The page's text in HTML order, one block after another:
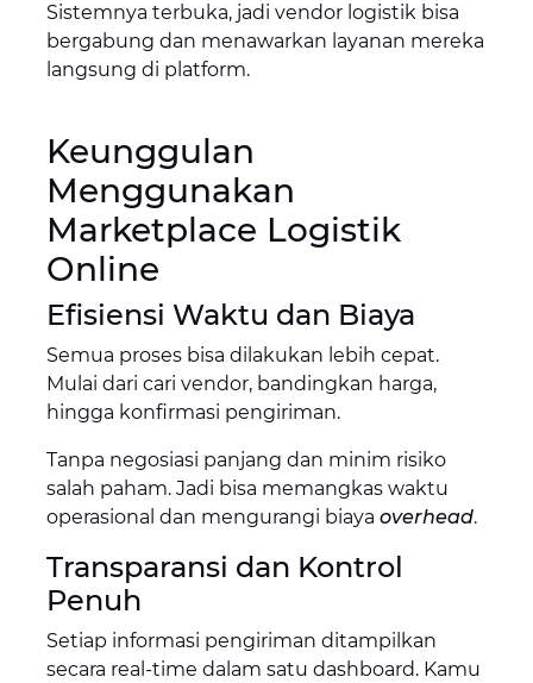
Sistemnya terbuka, jadi vendor logistik bisa
bergabung dan menawarkan layanan mereka
langsung di platform.
Keunggulan
Menggunakan
Marketplace Logistik
Online
Efisiensi Waktu dan Biaya
Semua proses bisa dilakukan lebih cepat.
Mulai dari cari vendor, bandingkan harga,
hingga konfirmasi pengiriman.
Tanpa negosiasi panjang dan minim risiko
salah paham. Jadi bisa memangkas waktu
operasional dan mengurangi biaya overhead.
Transparansi dan Kontrol
Penuh
Setiap informasi pengiriman ditampilkan
secara real-time dalam satu dashboard. Kamu